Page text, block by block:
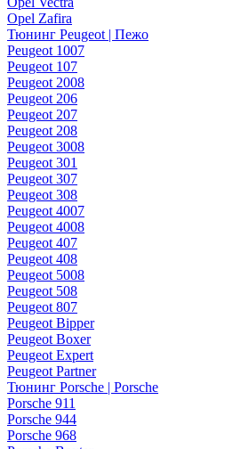
Opel Zafira
Тюнинг Peugeot | Пежо
Peugeot 1007
Peugeot 107
Peugeot 2008
Peugeot 206
Peugeot 207
Peugeot 208
Peugeot 3008
Peugeot 301
Peugeot 307
Peugeot 308
Peugeot 4007
Peugeot 4008
Peugeot 407
Peugeot 408
Peugeot 5008
Peugeot 508
Peugeot 807
Peugeot Bipper
Peugeot Boxer
Peugeot Expert
Peugeot Partner
Тюнинг Porsche | Porsche
Porsche 911
Porsche 944
Porsche 968